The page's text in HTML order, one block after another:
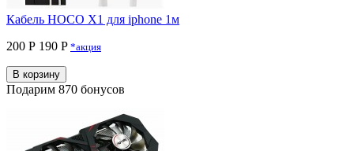
Кабель HOCO X1 для iphone 1м
200 Р 190 P *акция
В корзину
Подарим 870 бонусов